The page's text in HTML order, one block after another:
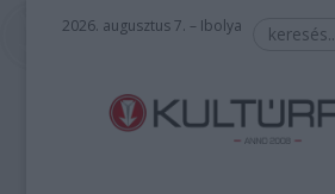
2026. augusztus 7. – Ibolya